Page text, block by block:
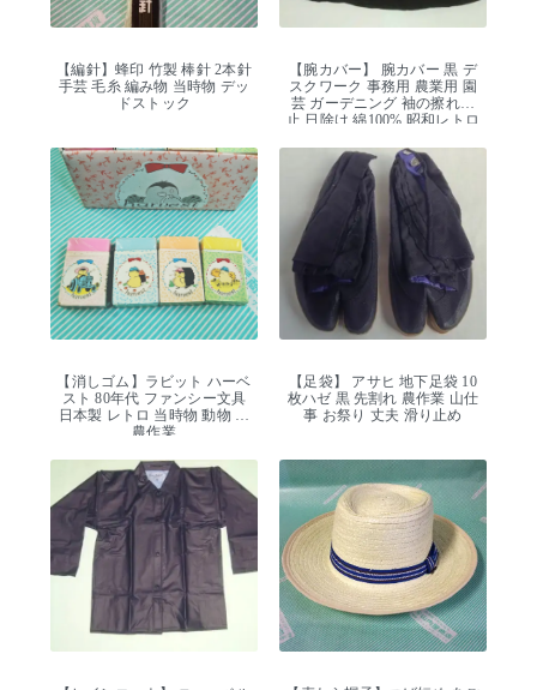
【編針】蜂印 竹製 棒針 2本針
手芸 毛糸 編み物 当時物 デッ
ドストック
【腕カバー】 腕カバー 黒 デ
スクワーク 事務用 農業用 園
芸 ガーデニング 袖の擦れ防
止 日除け 綿100% 昭和レトロ
【消しゴム】ラビット ハーベ
スト 80年代 ファンシー文具
日本製 レトロ 当時物 動物 鳥
農作業
【足袋】 アサヒ 地下足袋 10
枚ハゼ 黒 先割れ 農作業 山仕
事 お祭り 丈夫 滑り止め